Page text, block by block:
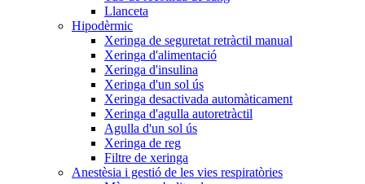
Llanceta
Hipodèrmic
Xeringa de seguretat retràctil manual
Xeringa d'alimentació
Xeringa d'insulina
Xeringa d'un sol ús
Xeringa desactivada automàticament
Xeringa d'agulla autoretràctil
Agulla d'un sol ús
Xeringa de reg
Filtre de xeringa
Anestèsia i gestió de les vies respiratòries